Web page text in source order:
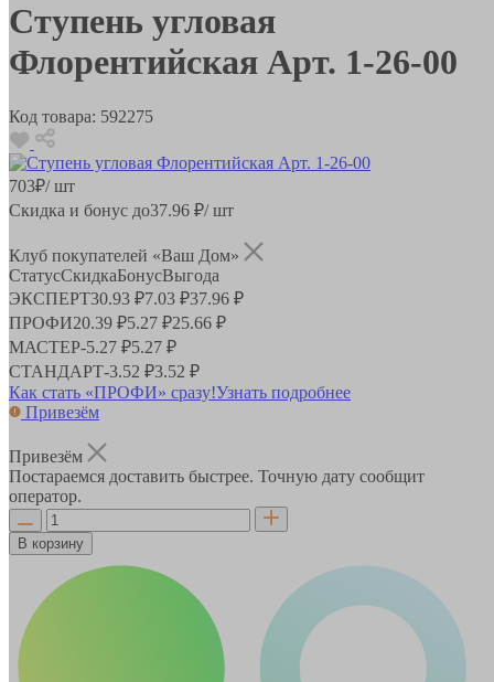
Ступень угловая
Флорентийская Арт. 1-26-00
Код товара: 592275
703₽/ шт
Скидка и бонус до37.96 ₽/ шт
Клуб покупателей «Ваш Дом»
СтатусСкидкаБонусВыгода
ЭКСПЕРТ30.93 ₽7.03 ₽37.96 ₽
ПРОФИ20.39 ₽5.27 ₽25.66 ₽
МАСТЕР-5.27 ₽5.27 ₽
СТАНДАРТ-3.52 ₽3.52 ₽
Как стать «ПРОФИ» сразу!Узнать подробнее
Привезём
Привезём
Постараемся доставить быстрее. Точную дату сообщит
оператор.
В корзину